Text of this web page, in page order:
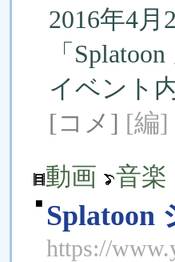
2016年4
「
イベント
[コメ] [編]
動画
音楽
■ Splatoon
https://